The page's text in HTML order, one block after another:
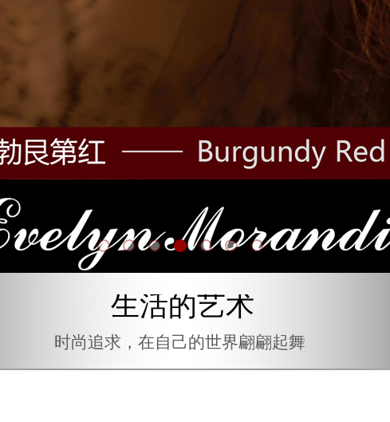
生活的艺术
时尚追求，在自已的世界翩翩起舞
生活的艺术
时尚追求，在自己的世界翩翩起舞
时尚追求，在自已的世界翩翩起舞